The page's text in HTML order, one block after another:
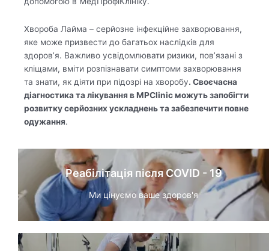
Хвороба Лайма – серйозне інфекційне захворювання,
яке може призвести до багатьох наслідків для
здоров’я. Важливо усвідомлювати ризики, пов’язані з
кліщами, вміти розпізнавати симптоми захворювання
та знати, як діяти при підозрі на хворобу. Своєчасна
діагностика та лікування в MPClinic можуть запобігти
розвитку серйозних ускладнень та забезпечити повне
одужання.
Реабілітація після COVID - 19
Ми цінуємо ваше здоров'я